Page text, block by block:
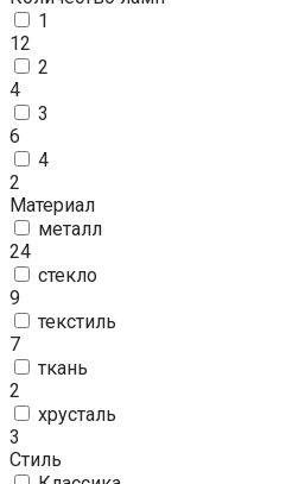
1
12
2
4
3
6
4
2
Материал
металл
24
стекло
9
текстиль
7
ткань
2
хрусталь
3
Стиль